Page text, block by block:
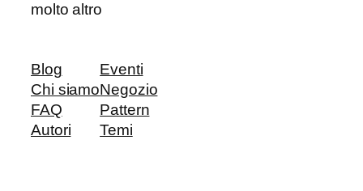
molto altro
Blog
Chi siamo
FAQ
Autori
Eventi
Negozio
Pattern
Temi